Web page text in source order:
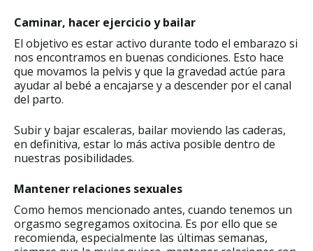
Caminar, hacer ejercicio y bailar
El objetivo es estar activo durante todo el embarazo si
nos encontramos en buenas condiciones. Esto hace
que movamos la pelvis y que la gravedad actúe para
ayudar al bebé a encajarse y a descender por el canal
del parto.
Subir y bajar escaleras, bailar moviendo las caderas,
en definitiva, estar lo más activa posible dentro de
nuestras posibilidades.
Mantener relaciones sexuales
Como hemos mencionado antes, cuando tenemos un
orgasmo segregamos oxitocina. Es por ello que se
recomienda, especialmente las últimas semanas,